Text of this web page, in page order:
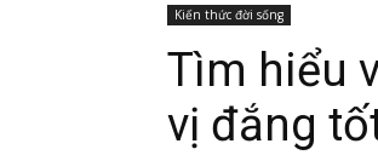
Kiến thức đời sống
Tìm hiểu
vị đắng